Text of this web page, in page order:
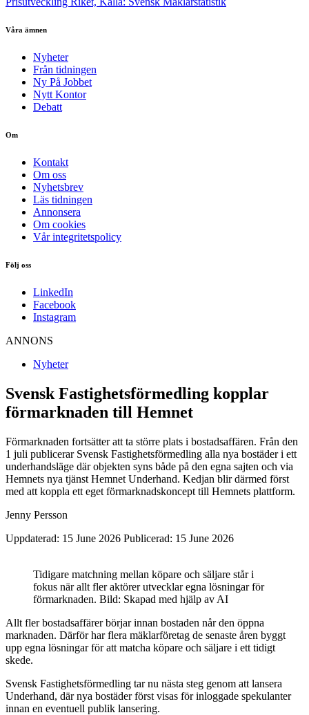
Våra ämnen
Nyheter
Från tidningen
Ny På Jobbet
Nytt Kontor
Debatt
Om
Kontakt
Om oss
Nyhetsbrev
Läs tidningen
Annonsera
Om cookies
Vår integritetspolicy
Följ oss
LinkedIn
Facebook
Instagram
ANNONS
Nyheter
Svensk Fastighetsförmedling kopplar
förmarknaden till Hemnet
Förmarknaden fortsätter att ta större plats i bostadsaffären. Från den
1 juli publicerar Svensk Fastighetsförmedling alla nya bostäder i ett
underhandsläge där objekten syns både på den egna sajten och via
Hemnets nya tjänst Hemnet Underhand. Kedjan blir därmed först
med att koppla ett eget förmarknadskoncept till Hemnets plattform.
Jenny Persson
Uppdaterad: 15 June 2026 Publicerad: 15 June 2026
Tidigare matchning mellan köpare och säljare står i
fokus när allt fler aktörer utvecklar egna lösningar för
förmarknaden. Bild: Skapad med hjälp av AI
Allt fler bostadsaffärer börjar innan bostaden når den öppna
marknaden. Därför har flera mäklarföretag de senaste åren byggt
upp egna lösningar för att matcha köpare och säljare i ett tidigt
skede.
Svensk Fastighetsförmedling tar nu nästa steg genom att lansera
Underhand, där nya bostäder först visas för inloggade spekulanter
innan en eventuell publik lansering.